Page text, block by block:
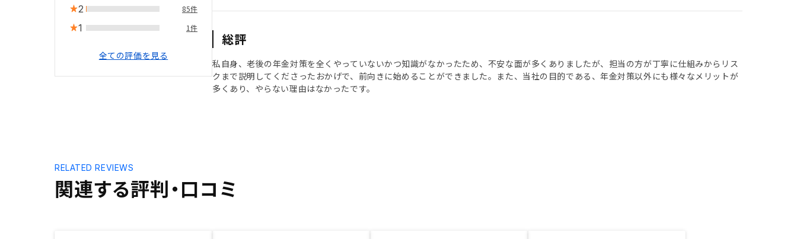
2 85件
1 1件
全ての評価を見る
総評
私自身、老後の年金対策を全くやっていないかつ知識がなかったため、不安な面が多くありましたが、担当の方が丁寧に仕組みからリス
クまで説明してくださったおかげで、前向きに始めることができました。また、当社の目的である、年金対策以外にも様々なメリットが
多くあり、やらない理由はなかったです。
関連する評判・口コミ
RELATED REVIEWS